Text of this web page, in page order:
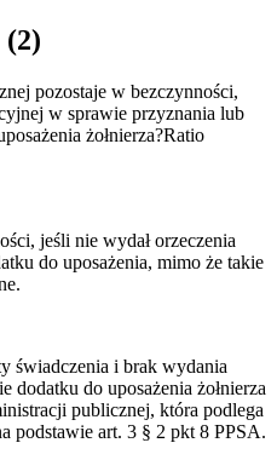
(2)
pozostaje w bezczynności,
w sprawie przyznania lub
żołnierza?Ratio
jeśli nie wydał orzeczenia
do uposażenia, mimo że takie
świadczenia i brak wydania
dodatku do uposażenia żołnierza
publicznej, która podlega
podstawie art. 3 § 2 pkt 8 PPSA.